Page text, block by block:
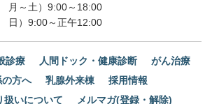
月～土）9:00～18:00
日）9:00～正午12:00
診療 人間ドック・健康診断
がん治療
の方へ
乳腺外来棟
採用情報
扱いについて
メルマガ(登録・解除)